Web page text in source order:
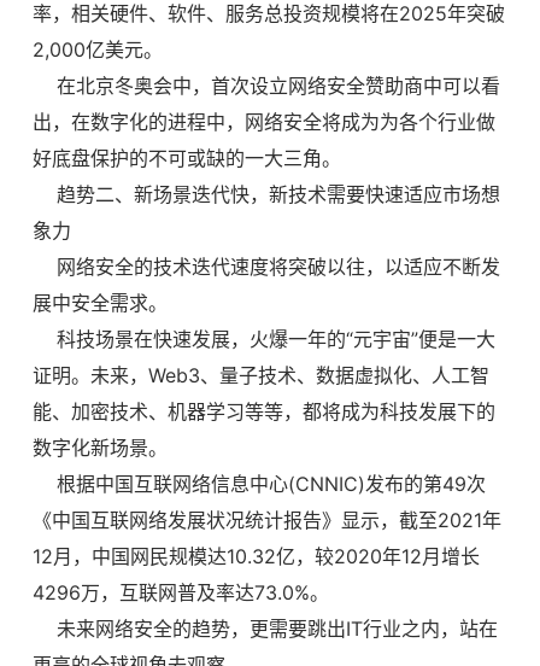
率，相关硬件、软件、服务总投资规模将在2025年突破
2,000亿美元。
在北京冬奥会中，首次设立网络安全赞助商中可以看
出，在数字化的进程中，网络安全将成为为各个行业做
好底盘保护的不可或缺的一大三角。
趋势二、新场景迭代快，新技术需要快速适应市场想
象力
网络安全的技术迭代速度将突破以往，以适应不断发
展中安全需求。
科技场景在快速发展，火爆一年的“元宇宙”便是一大
证明。未来，Web3、量子技术、数据虚拟化、人工智
能、加密技术、机器学习等等，都将成为科技发展下的
数字化新场景。
根据中国互联网络信息中心(CNNIC)发布的第49次
《中国互联网络发展状况统计报告》显示，截至2021年
12月，中国网民规模达10.32亿，较2020年12月增长
4296万，互联网普及率达73.0%。
未来网络安全的趋势，更需要跳出IT行业之内，站在